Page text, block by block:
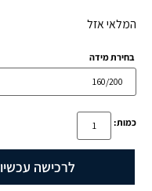
המלאי אזל
בחירת מידה
כמות:
לרכישה עכשיו